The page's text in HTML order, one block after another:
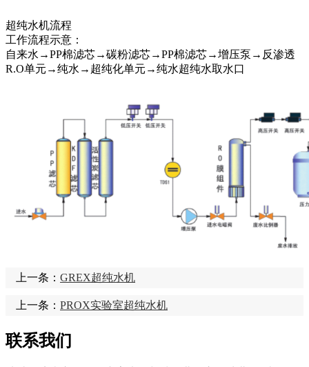
超纯水机流程
工作流程示意：
自来水→PP棉滤芯→碳粉滤芯→PP棉滤芯→增压泵→反渗透
R.O单元→纯水→超纯化单元→纯水超纯水取水口
上一条： GREX超纯水机
上一条： PROX实验室超纯水机
联系我们